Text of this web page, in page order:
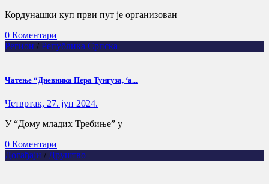
Кордунашки куп први пут је организован
0 Коментари
Регион / Република Српска
Чатење “Дневника Пера Тунгуза, ‘а...
Четвртак, 27. јун 2024.
У “Дому младих Требиње” у
0 Коментари
Догађаји / Друштво